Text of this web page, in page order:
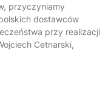
przyczyniamy
dostawców
przy realizacji
Cetnarski,